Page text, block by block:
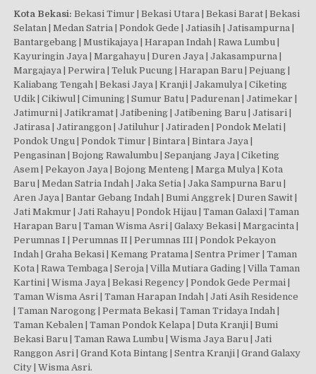
Kota Bekasi: Bekasi Timur | Bekasi Utara | Bekasi Barat | Bekasi
Selatan | Medan Satria | Pondok Gede | Jatiasih | Jatisampurna |
Bantargebang | Mustikajaya | Harapan Indah | Rawa Lumbu |
Kayuringin Jaya | Margahayu | Duren Jaya | Jakasampurna |
Margajaya | Perwira | Teluk Pucung | Harapan Baru | Pejuang |
Kaliabang Tengah | Bekasi Jaya | Kranji | Jakamulya | Ciketing
Udik | Cikiwul | Cimuning | Sumur Batu | Padurenan | Jatimekar |
Jatimurni | Jatikramat | Jatibening | Jatibening Baru | Jatisari |
Jatirasa | Jatiranggon | Jatiluhur | Jatiraden | Pondok Melati |
Pondok Ungu | Pondok Timur | Bintara | Bintara Jaya |
Pengasinan | Bojong Rawalumbu | Sepanjang Jaya | Ciketing
Asem | Pekayon Jaya | Bojong Menteng | Marga Mulya | Kota
Baru | Medan Satria Indah | Jaka Setia | Jaka Sampurna Baru |
Aren Jaya | Bantar Gebang Indah | Bumi Anggrek | Duren Sawit |
Jati Makmur | Jati Rahayu | Pondok Hijau | Taman Galaxi | Taman
Harapan Baru | Taman Wisma Asri | Galaxy Bekasi | Margacinta |
Perumnas I | Perumnas II | Perumnas III | Pondok Pekayon
Indah | Graha Bekasi | Kemang Pratama | Sentra Primer | Taman
Kota | Rawa Tembaga | Seroja | Villa Mutiara Gading | Villa Taman
Kartini | Wisma Jaya | Bekasi Regency | Pondok Gede Permai |
Taman Wisma Asri | Taman Harapan Indah | Jati Asih Residence
| Taman Narogong | Permata Bekasi | Taman Tridaya Indah |
Taman Kebalen | Taman Pondok Kelapa | Duta Kranji | Bumi
Bekasi Baru | Taman Rawa Lumbu | Wisma Jaya Baru | Jati
Ranggon Asri | Grand Kota Bintang | Sentra Kranji | Grand Galaxy
City | Wisma Asri.